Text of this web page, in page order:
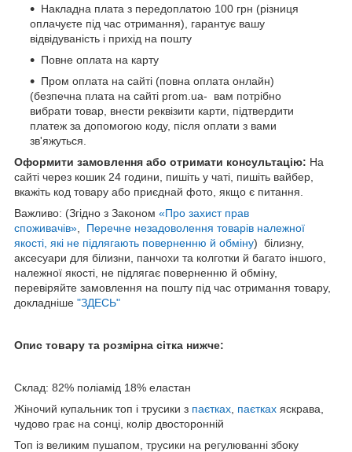
Накладна плата з передоплатою 100 грн (різниця
оплачуєте під час отримання), гарантує вашу
відвідуваність і прихід на пошту
Повне оплата на карту
Пром оплата на сайті (повна оплата онлайн)
(безпечна плата на сайті prom.ua- вам потрібно
вибрати товар, внести реквізити карти, підтвердити
платеж за допомогою коду, після оплати з вами
зв'яжуться.
Оформити замовлення або отримати консультацію: На
сайті через кошик 24 години, пишіть у чаті, пишіть вайбер,
вкажіть код товару або приєднай фото, якщо є питання.
Важливо: (Згідно з Законом «Про захист прав
споживачів»
Перечне незадоволення товарів належної
якості, які не підлягають поверненню й обміну) білизну,
аксесуари для білизни, панчохи та колготки й багато іншого,
належної якості, не підлягає поверненню й обміну,
перевіряйте замовлення на пошту під час отримання товару,
докладніше "ЗДЕСЬ"
Опис товару та розмірна сітка нижче:
Склад: 82% поліамід 18% еластан
Жіночий купальник топ і трусики з паєтках паєтках яскрава,
чудово грає на сонці, колір двосторонній
Топ із великим пушапом, трусики на регулюванні збоку